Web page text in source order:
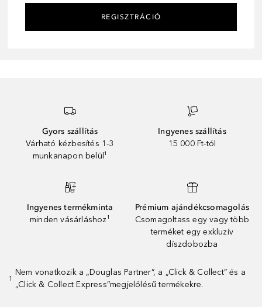
REGISZTRÁCIÓ
Gyors szállítás
Várható kézbesítés 1-3
munkanapon belül¹
Ingyenes szállítás
15 000 Ft-tól
Ingyenes termékminta
minden vásárláshoz¹
Prémium ajándékcsomagolás
Csomagoltass egy vagy több
terméket egy exkluzív
díszdobozba
1
Nem vonatkozik a „Douglas Partner”, a „Click & Collect” és a
„Click & Collect Express”megjelölésű termékekre.